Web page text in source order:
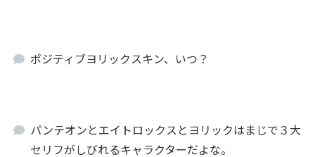
ポジティブヨリックスキン、いつ？
パンテオンとエイトロックスとヨリックはまじで３大
セリフがしびれるキャラクターだよな。